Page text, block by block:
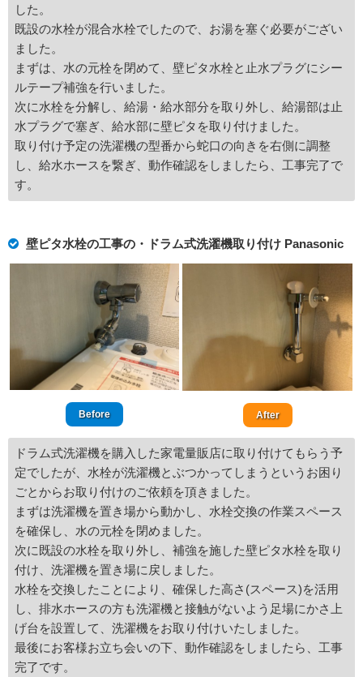
した。
既設の水栓が混合水栓でしたので、お湯を塞ぐ必要がござい
ました。
まずは、水の元栓を閉めて、壁ピタ水栓と止水プラグにシー
ルテープ補強を行いました。
次に水栓を分解し、給湯・給水部分を取り外し、給湯部は止
水プラグで塞ぎ、給水部に壁ピタを取り付けました。
取り付け予定の洗濯機の型番から蛇口の向きを右側に調整
し、給水ホースを繋ぎ、動作確認をしましたら、工事完了で
す。
壁ピタ水栓の工事の・ドラム式洗濯機取り付け Panasonic
Before After
ドラム式洗濯機を購入した家電量販店に取り付けてもらう予
定でしたが、水栓が洗濯機とぶつかってしまうというお困り
ごとからお取り付けのご依頼を頂きました。
まずは洗濯機を置き場から動かし、水栓交換の作業スペース
を確保し、水の元栓を閉めました。
次に既設の水栓を取り外し、補強を施した壁ピタ水栓を取り
付け、洗濯機を置き場に戻しました。
水栓を交換したことにより、確保した高さ(スペース)を活用
し、排水ホースの方も洗濯機と接触がないよう足場にかさ上
げ台を設置して、洗濯機をお取り付けいたしました。
最後にお客様お立ち会いの下、動作確認をしましたら、工事
完了です。